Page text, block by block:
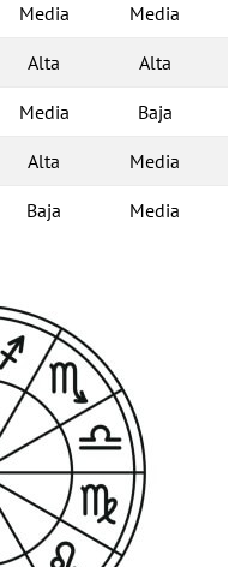
Media Media
Alta Alta
Media Baja
Alta Media
Baja Media